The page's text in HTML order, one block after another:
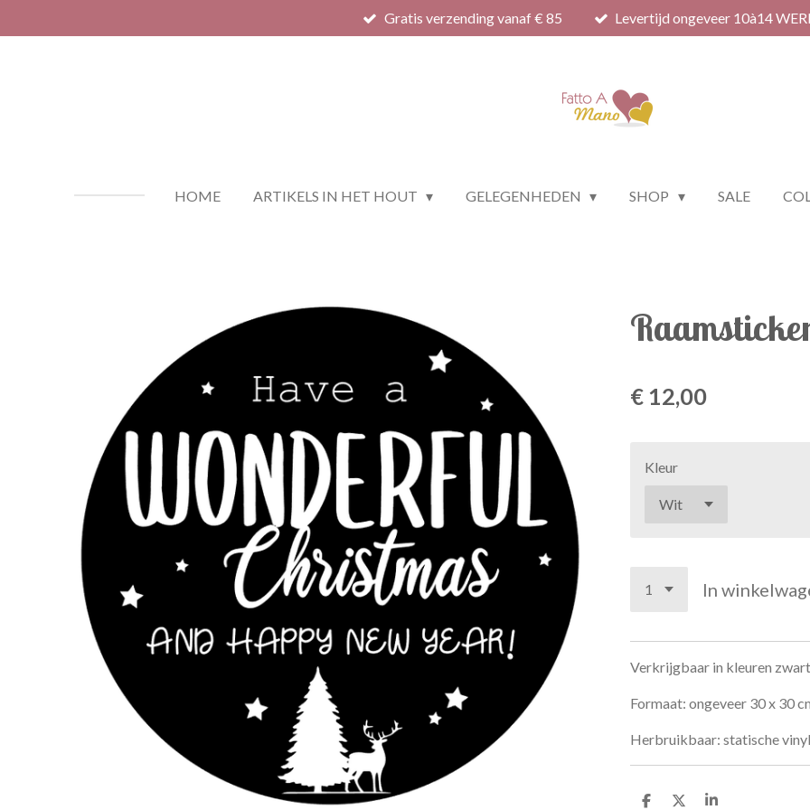
direct
Gratis verzending vanaf € 85 Levertijd ongeveer 10à14
HOME ARTIKELS IN HET HOUT GELEGENHEDEN SHOP SALE
€ 12,00
Kleur
In
Verkrijgbaar in kleuren
Formaat: ongeveer 30 x 30
Herbruikbaar: statische vinyl.
D D S